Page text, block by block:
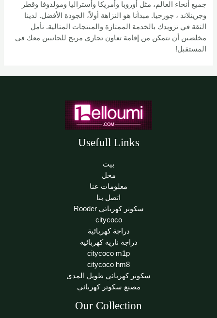
جميع أنحاء العالم، مثل أوروبا وأمريكا وأستراليا ومولدوفا وقطر
وجرينلاند ، جورجيا. مبدأنا هو النزاهة أولاً، الجودة الأفضل. لدينا
الثقة في تزويدك بالخدمة الممتازة والمنتجات المثالية. نأمل
مخلصين أن نتمكن من إقامة تعاون تجاري مربح للجانبين معك في
المستقبل!
Usefull Links
بيت
محل
معلومات عنا
اتصل بنا
سكوتر كهربائي Rooder
citycoco
دراجة كهربائية
دراجة نارية كهربائية
citycoco m1p
citycoco hm8
سكوتر كهربائي طويل المدى
مصنع سكوتر كهربائي
Our Collection